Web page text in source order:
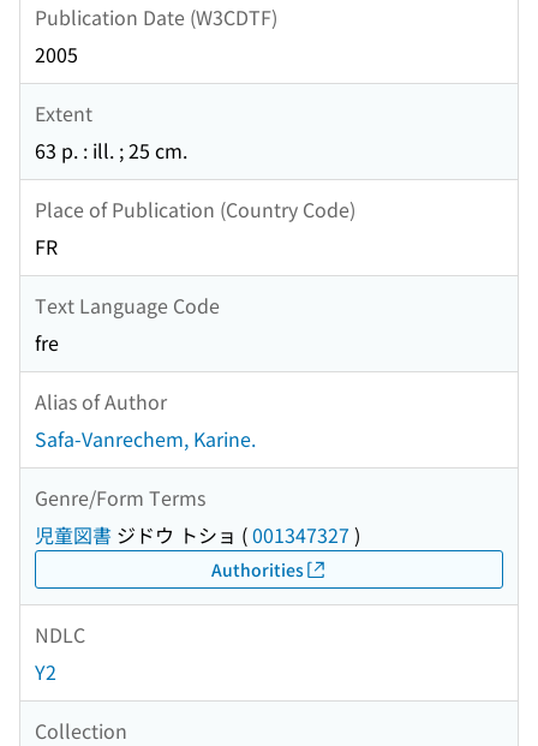
Publication Date (W3CDTF)
2005
Extent
63 p. : ill. ; 25 cm.
Place of Publication (Country Code)
FR
Text Language Code
fre
Alias of Author
Safa-Vanrechem, Karine.
Genre/Form Terms
児童図書 ジドウ トショ (001347327 )
Authorities
NDLC
Y2
Collection